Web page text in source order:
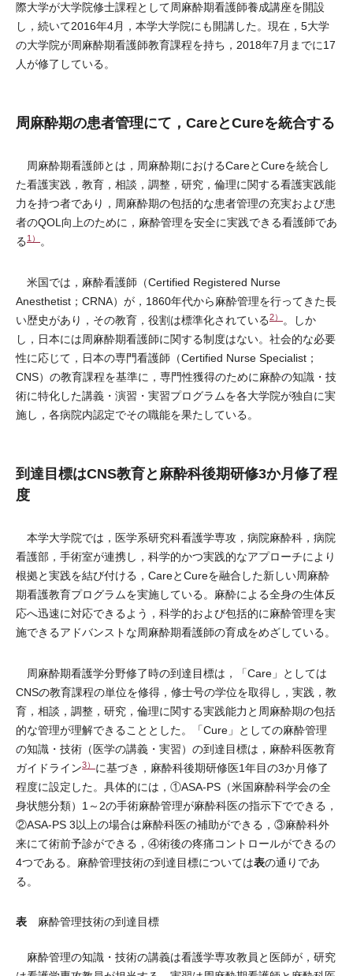
際大学が大学院修士課程として周麻酔期看護師養成講座を開設
し，続いて2016年4月，本学大学院にも開講した。現在，5大学
の大学院が周麻酔期看護師教育課程を持ち，2018年7月までに17
人が修了している。
周麻酔期の患者管理にて，CareとCureを統合する
周麻酔期看護師とは，周麻酔期におけるCareとCureを統合し
た看護実践，教育，相談，調整，研究，倫理に関する看護実践能
力を持つ者であり，周麻酔期の包括的な患者管理の充実および患
者のQOL向上のために，麻酔管理を安全に実践できる看護師であ
る 1） 。
米国では，麻酔看護師（Certified Registered Nurse
Anesthetist；CRNA）が，1860年代から麻酔管理を行ってきた長
い歴史があり，その教育，役割は標準化されている2）
。しか
し，日本には周麻酔期看護師に関する制度はない。社会的な必要
性に応じて，日本の専門看護師（Certified Nurse Specialist；
CNS）の教育課程を基準に，専門性獲得のために麻酔の知識・技
術に特化した講義・演習・実習プログラムを各大学院が独自に実
施し，各病院内認定でその職能を果たしている。
到達目標はCNS教育と麻酔科後期研修3か月修了程
度
本学大学院では，医学系研究科看護学専攻，病院麻酔科，病院
看護部，手術室が連携し，科学的かつ実践的なアプローチにより
根拠と実践を結び付ける，CareとCureを融合した新しい周麻酔
期看護教育プログラムを実施している。麻酔による全身の生体反
応へ迅速に対応できるよう，科学的および包括的に麻酔管理を実
施できるアドバンストな周麻酔期看護師の育成をめざしている。
周麻酔期看護学分野修了時の到達目標は，「Care」としては
CNSの教育課程の単位を修得，修士号の学位を取得し，実践，教
育，相談，調整，研究，倫理に関する実践能力と周麻酔期の包括
的な管理が理解できることとした。「Cure」としての麻酔管理
の知識・技術（医学の講義・実習）の到達目標は，麻酔科医教育
ガイドライン3） に基づき，麻酔科後期研修医1年目の3か月修了
程度に設定した。具体的には，①ASA-PS（米国麻酔科学会の全
身状態分類）1～2の手術麻酔管理が麻酔科医の指示下でできる，
②ASA-PS 3以上の場合は麻酔科医の補助ができる，③麻酔科外
来にて術前予診ができる，④術後の疼痛コントロールができるの
4つである。麻酔管理技術の到達目標については表の通りであ
る。
表 麻酔管理技術の到達目標
麻酔管理の知識・技術の講義は看護学専攻教員と医師が，研究